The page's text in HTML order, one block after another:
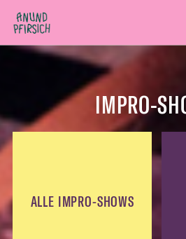
Zum Inhalt springen
IMPRO-
ALLE IMPRO-SHOWS